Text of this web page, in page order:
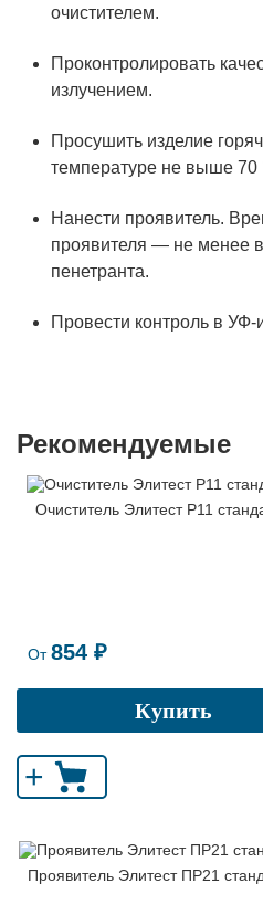
очистителем.
Проконтролировать
излучением.
Просушить изделие
температуре не выше 70
Нанести проявитель.
проявителя — не менее
пенетранта.
Провести контроль в УФ-
Рекомендуемые
Очиститель Элитест Р11
От854 ₽
Купить
+
Проявитель Элитест ПР21